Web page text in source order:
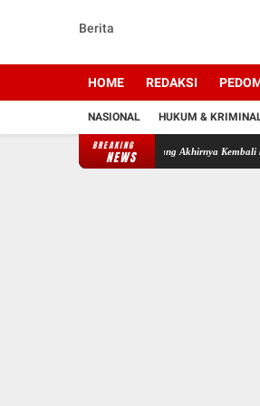
Berita
HOME REDAKSI
NASIONAL HUKUM &
BREAKING
NEWS
Dilaporkan Hilang Akhirnya Kembali ke Pelukan